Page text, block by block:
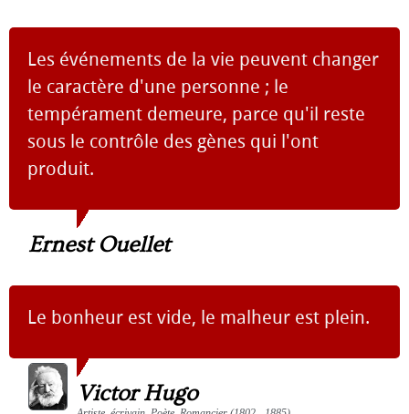
Les événements de la vie peuvent changer
le caractère d'une personne ; le
tempérament demeure, parce qu'il reste
sous le contrôle des gènes qui l'ont
produit.
Ernest Ouellet
Le bonheur est vide, le malheur est plein.
Victor Hugo